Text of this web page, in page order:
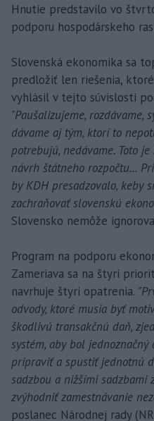
Hnutie predstavilo vo
podporu hospodárskeho
Slovenská ekonomika sa
predložiť len riešenia,
vyhlásil v tejto súvislosti
"Paušalizujeme, rozdávame,
dávame aj tým, ktorí to
potrebujú, nedávame. Toto
návrh štátneho rozpočtu...
by KDH presadzovalo, keby
zachraňovať slovenskú
Slovensko nemôže
Program na podporu
Zameriava sa na štyri
navrhuje štyri opatrenia.
odvody, ktoré musia byť
škodlivú transakčnú daň,
systém, aby bol
pripraviť a spustiť jednotnú
sadzbou a nižšími sadzbami
zvýhodniť zamestnávanie
poslanec Národnej rady